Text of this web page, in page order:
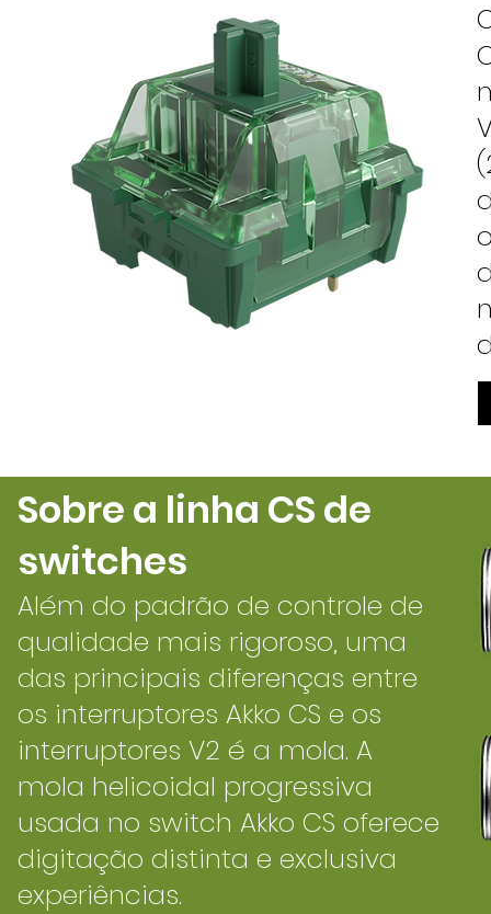
Sobre a linha CS de
switches
Além do padrão de controle de
qualidade mais rigoroso, uma
das principais diferenças entre
os interruptores Akko CS e os
interruptores V2 é a mola. A
mola helicoidal progressiva
usada no switch Akko CS oferece
digitação distinta e exclusiva
experiências.